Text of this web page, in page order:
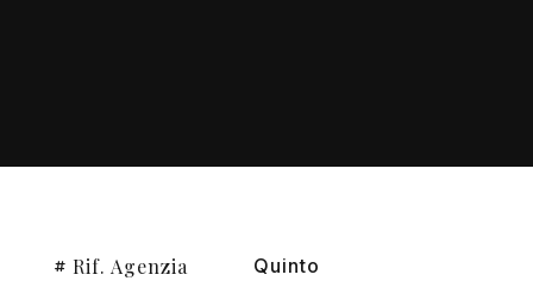
Rif. Agenzia Quinto